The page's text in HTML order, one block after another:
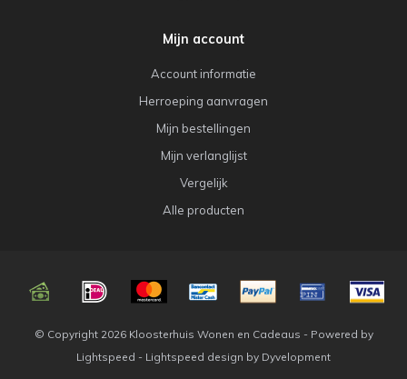
Mijn account
Account informatie
Herroeping aanvragen
Mijn bestellingen
Mijn verlanglijst
Vergelijk
Alle producten
© Copyright 2026 Kloosterhuis Wonen en Cadeaus - Powered by
Lightspeed - Lightspeed design by Dyvelopment